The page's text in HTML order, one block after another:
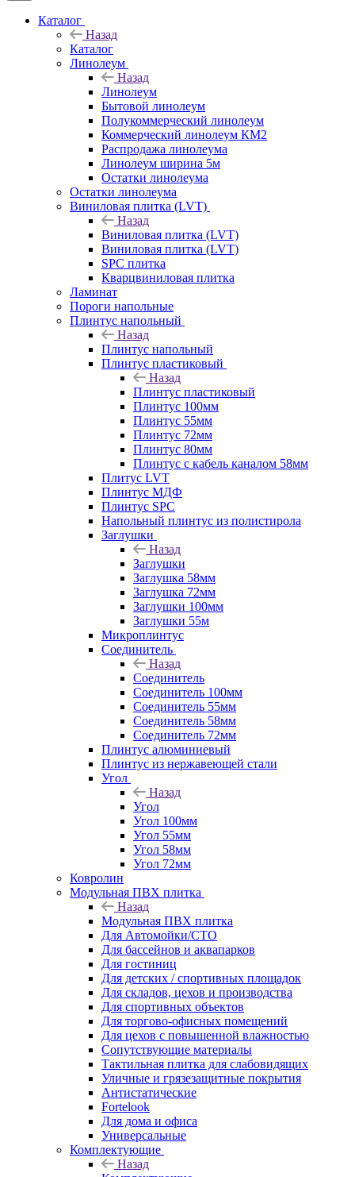
Каталог
Назад
Каталог
Линолеум
Назад
Линолеум
Бытовой линолеум
Полукоммерческий линолеум
Коммерческий линолеум КМ2
Распродажа линолеума
Линолеум ширина 5м
Остатки линолеума
Остатки линолеума
Виниловая плитка (LVT)
Назад
Виниловая плитка (LVT)
Виниловая плитка (LVT)
SPC плитка
Кварцвиниловая плитка
Ламинат
Пороги напольные
Плинтус напольный
Назад
Плинтус напольный
Плинтус пластиковый
Назад
Плинтус пластиковый
Плинтус 100мм
Плинтус 55мм
Плинтус 72мм
Плинтус 80мм
Плинтус с кабель каналом 58мм
Плитус LVT
Плинтус МДФ
Плинтус SPC
Напольный плинтус из полистирола
Заглушки
Назад
Заглушки
Заглушка 58мм
Заглушка 72мм
Заглушки 100мм
Заглушки 55м
Микроплинтус
Соединитель
Назад
Соединитель
Соединитель 100мм
Соединитель 55мм
Соединитель 58мм
Соединитель 72мм
Плинтус алюминиевый
Плинтус из нержавеющей стали
Угол
Назад
Угол
Угол 100мм
Угол 55мм
Угол 58мм
Угол 72мм
Ковролин
Модульная ПВХ плитка
Назад
Модульная ПВХ плитка
Для Автомойки/СТО
Для бассейнов и аквапарков
Для гостиниц
Для детских / спортивных площадок
Для складов, цехов и производства
Для спортивных объектов
Для торгово-офисных помещений
Для цехов с повышенной влажностью
Сопутствующие материалы
Тактильная плитка для слабовидящих
Уличные и грязезащитные покрытия
Антистатические
Fortelook
Для дома и офиса
Универсальные
Комплектующие
Назад